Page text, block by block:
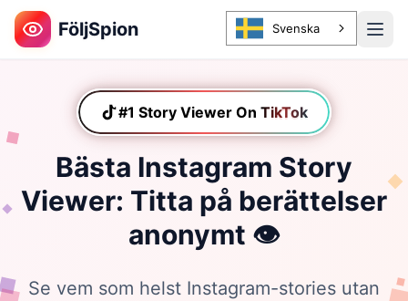
FöljSpion Svenska
#1 Story Viewer On TikTok
TikTok
Bästa Instagram Story
Viewer: Titta på berättelser
anonymt 👁️
Se vem som helst Instagram-stories utan